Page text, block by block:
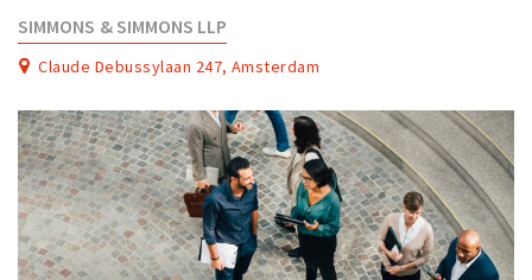
SIMMONS & SIMMONS LLP
Claude Debussylaan 247, Amsterdam